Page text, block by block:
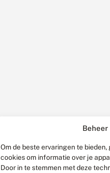
Om de beste ervaringen te
cookies om informatie over je
Door in te stemmen met deze